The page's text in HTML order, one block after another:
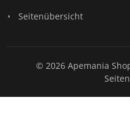
Seitenübersicht
© 2026 Apemania